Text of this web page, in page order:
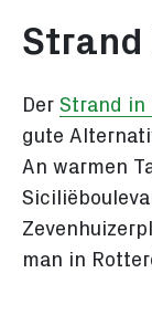
Strand
Der Strand in
gute
An warmen
man in